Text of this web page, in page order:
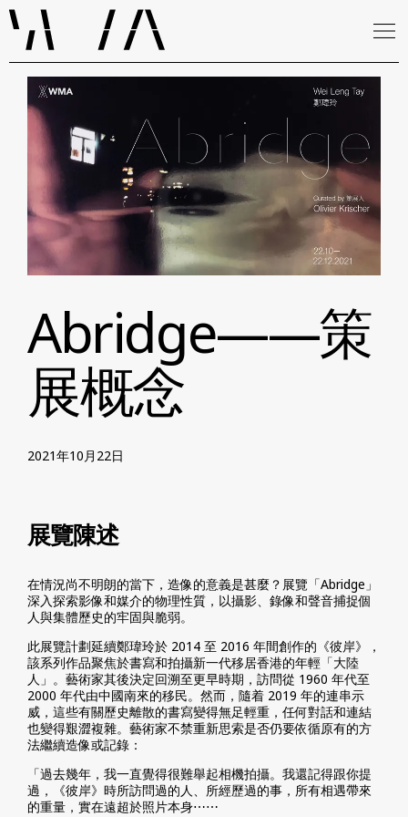
Abridge——策
展概念
2021年10月22日
展覽陳述
在情況尚不明朗的當下，造像的意義是甚麼？展覽「Abridge」
深入探索影像和媒介的物理性質，以攝影、錄像和聲音捕捉個
人與集體歷史的牢固與脆弱。
此展覽計劃延續鄭瑋玲於 2014 至 2016 年間創作的《彼岸》，
該系列作品聚焦於書寫和拍攝新一代移居香港的年輕「大陸
人」。藝術家其後決定回溯至更早時期，訪問從 1960 年代至
2000 年代由中國南來的移民。然而，隨着 2019 年的連串示
威，這些有關歷史離散的書寫變得無足輕重，任何對話和連結
也變得艱澀複雜。藝術家不禁重新思索是否仍要依循原有的方
法繼續造像或記錄：
「過去幾年，我一直覺得很難舉起相機拍攝。我還記得跟你提
過，《彼岸》時所訪問過的人、所經歷過的事，所有相遇帶來
的重量，實在遠超於照片本身⋯⋯